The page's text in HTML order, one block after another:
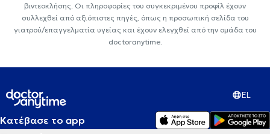
βιντεοκλήσης. Οι πληροφορίες του συγκεκριμένου προφίλ έχουν
συλλεχθεί από αξιόπιστες πηγές, όπως η προσωπική σελίδα του
γιατρού/επαγγελματία υγείας και έχουν ελεγχθεί από την ομάδα του
doctoranytime.
EL
Κατέβασε το app